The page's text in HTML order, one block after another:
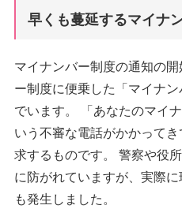
早くも蔓延するマイナ
マイナンバー制度の通知の
ー制度に便乗した「マイナ
でいます。 「あなたのマイ
いう不審な電話がかかって
求するものです。 警察や役
に防がれていますが、実際
も発生しました。